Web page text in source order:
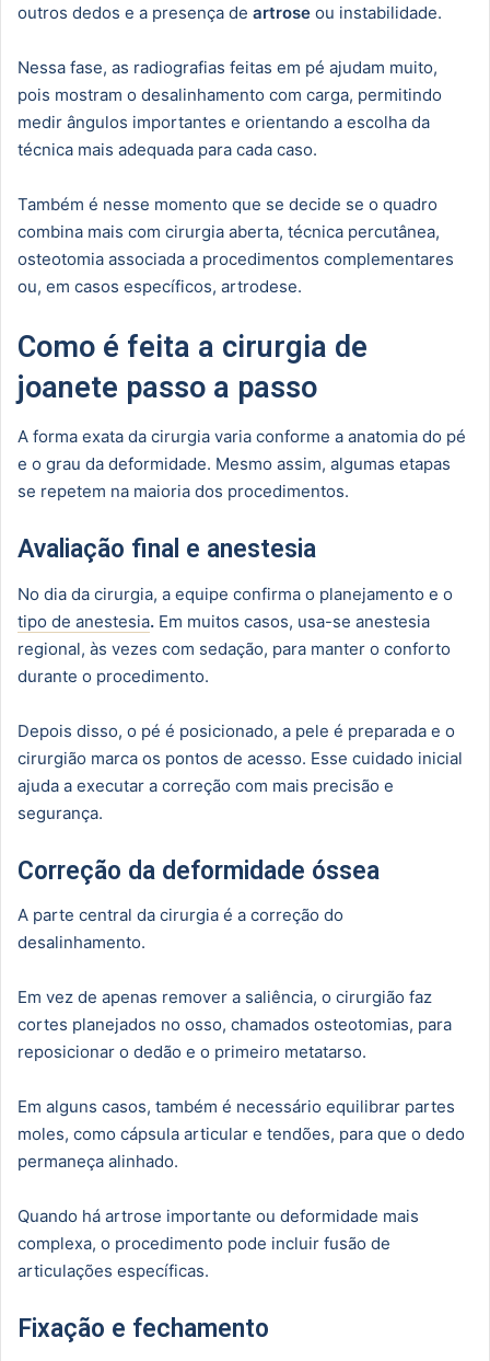
outros dedos e a presença de artrose ou instabilidade.
Nessa fase, as radiografias feitas em pé ajudam muito,
pois mostram o desalinhamento com carga, permitindo
medir ângulos importantes e orientando a escolha da
técnica mais adequada para cada caso.
Também é nesse momento que se decide se o quadro
combina mais com cirurgia aberta, técnica percutânea,
osteotomia associada a procedimentos complementares
ou, em casos específicos, artrodese.
Como é feita a cirurgia de
joanete passo a passo
A forma exata da cirurgia varia conforme a anatomia do pé
e o grau da deformidade. Mesmo assim, algumas etapas
se repetem na maioria dos procedimentos.
Avaliação final e anestesia
No dia da cirurgia, a equipe confirma o planejamento e o
tipo de anestesia. Em muitos casos, usa-se anestesia
regional, às vezes com sedação, para manter o conforto
durante o procedimento.
Depois disso, o pé é posicionado, a pele é preparada e o
cirurgião marca os pontos de acesso. Esse cuidado inicial
ajuda a executar a correção com mais precisão e
segurança.
Correção da deformidade óssea
A parte central da cirurgia é a correção do
desalinhamento.
Em vez de apenas remover a saliência, o cirurgião faz
cortes planejados no osso, chamados osteotomias, para
reposicionar o dedão e o primeiro metatarso.
Em alguns casos, também é necessário equilibrar partes
moles, como cápsula articular e tendões, para que o dedo
permaneça alinhado.
Quando há artrose importante ou deformidade mais
complexa, o procedimento pode incluir fusão de
articulações específicas.
Fixação e fechamento